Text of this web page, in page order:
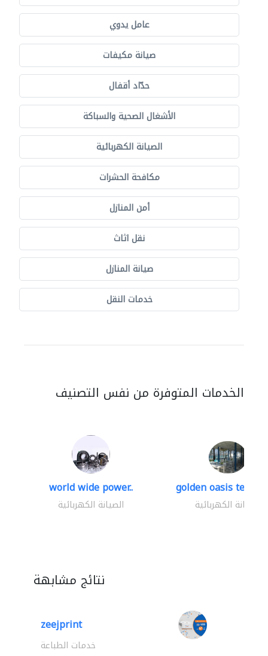
عامل يدوي
صيانة مكيفات
حدّاد أقفال
الأشغال الصحية والسباكة
الصيانة الكهربائية
مكافحة الحشرات
أمن المنازل
نقل اثاث
صيانة المنازل
خدمات النقل
الخدمات المتوفرة من نفس التصنيف
world wide power..
الصيانة الكهربائية
golden oasis
الصيانة الكهربائية
نتائج مشابهة
zeejprint
خدمات الطباعة